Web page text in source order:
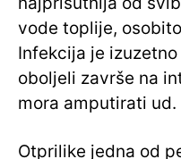
vode toplije,
Infekcija je
oboljeli završe na
mora amputirati ud.
Otprilike jedna od